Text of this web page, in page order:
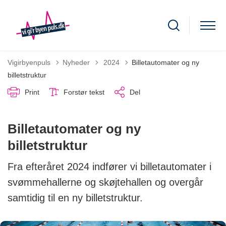
Vigirbyenpuls Nyheder Tilbage til
2024
Billetautomater og ny
billetstruktur
Print Forstør tekst Del
Billetautomater og ny
billetstruktur
Fra efteråret 2024 indfører vi billetautomater i
svømmehallerne og skøjtehallen og overgår
samtidig til en ny billetstruktur.